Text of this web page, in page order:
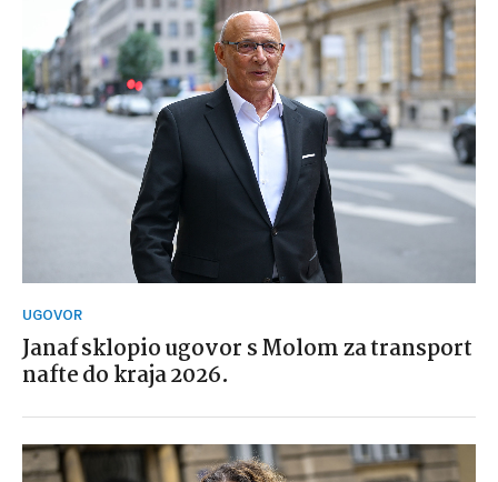
UGOVOR
Janaf sklopio ugovor s Molom za transport
nafte do kraja 2026.